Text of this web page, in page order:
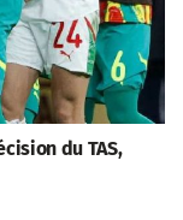
du TAS,